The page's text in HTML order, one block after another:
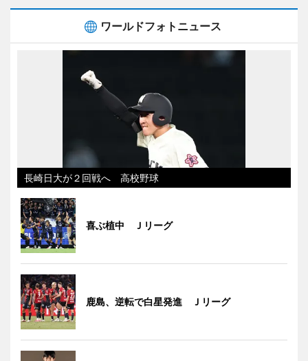
ワールドフォトニュース
長崎日大が２回戦へ 高校野球
喜ぶ植中 Ｊリーグ
鹿島、逆転で白星発進 Ｊリーグ